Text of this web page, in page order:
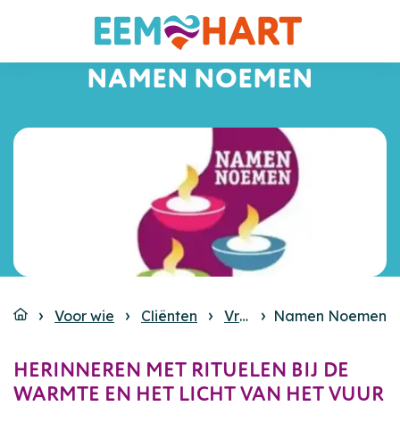
NAMEN NOEMEN
Voor wie Cliënten Vrije tijd Namen Noemen
HERINNEREN MET RITUELEN BIJ DE
WARMTE EN HET LICHT VAN HET VUUR